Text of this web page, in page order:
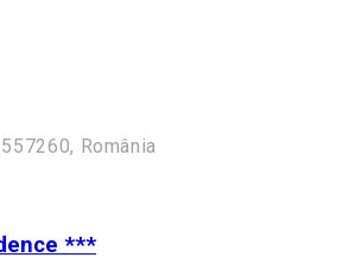
România
***